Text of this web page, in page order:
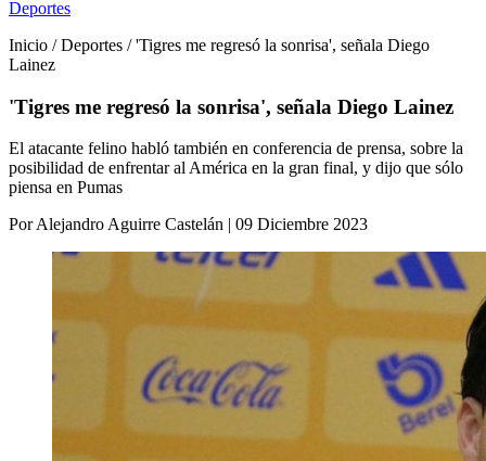
Deportes
Inicio / Deportes / 'Tigres me regresó la sonrisa', señala Diego
Lainez
'Tigres me regresó la sonrisa', señala Diego Lainez
El atacante felino habló también en conferencia de prensa, sobre la
posibilidad de enfrentar al América en la gran final, y dijo que sólo
piensa en Pumas
Por Alejandro Aguirre Castelán | 09 Diciembre 2023